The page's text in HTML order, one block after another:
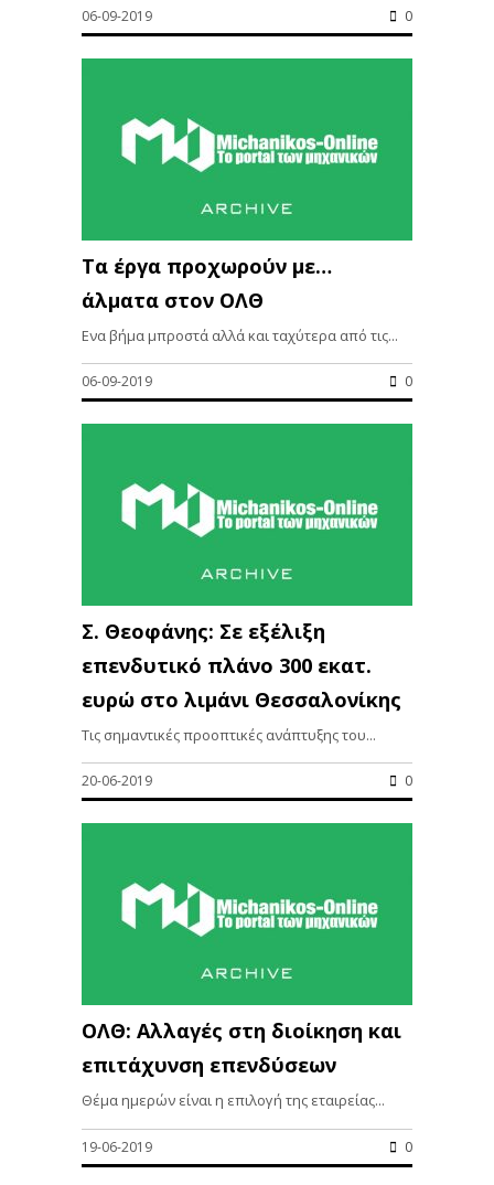
06-09-2019 0
Τα έργα προχωρούν με…
άλματα στον ΟΛΘ
Eνα βήμα μπροστά αλλά και ταχύτερα από τις...
06-09-2019 0
Σ. Θεοφάνης: Σε εξέλιξη
επενδυτικό πλάνο 300 εκατ.
ευρώ στο λιμάνι Θεσσαλονίκης
Τις σημαντικές προοπτικές ανάπτυξης του...
20-06-2019 0
ΟΛΘ: Αλλαγές στη διοίκηση και
επιτάχυνση επενδύσεων
Θέμα ημερών είναι η επιλογή της εταιρείας...
19-06-2019 0